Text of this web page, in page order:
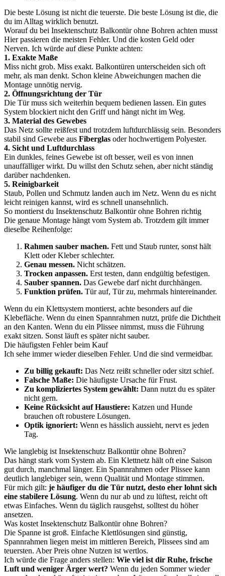
Die beste Lösung ist nicht die teuerste. Die beste Lösung ist die, die
du im Alltag wirklich benutzt.
Worauf du bei Insektenschutz Balkontür ohne Bohren achten musst
Hier passieren die meisten Fehler. Und die kosten Geld oder
Nerven. Ich würde auf diese Punkte achten:
1. Exakte Maße
Miss nicht grob. Miss exakt. Balkontüren unterscheiden sich oft
mehr, als man denkt. Schon kleine Abweichungen machen die
Montage unnötig nervig.
2. Öffnungsrichtung der Tür
Die Tür muss sich weiterhin bequem bedienen lassen. Ein gutes
System blockiert nicht den Griff und hängt nicht im Weg.
3. Material des Gewebes
Das Netz sollte reißfest und trotzdem luftdurchlässig sein. Besonders
stabil sind Gewebe aus Fiberglas oder hochwertigem Polyester.
4. Sicht und Luftdurchlass
Ein dunkles, feines Gewebe ist oft besser, weil es von innen
unauffälliger wirkt. Du willst den Schutz sehen, aber nicht ständig
darüber nachdenken.
5. Reinigbarkeit
Staub, Pollen und Schmutz landen auch im Netz. Wenn du es nicht
leicht reinigen kannst, wird es schnell unansehnlich.
So montierst du Insektenschutz Balkontür ohne Bohren richtig
Die genaue Montage hängt vom System ab. Trotzdem gilt immer
dieselbe Reihenfolge:
Rahmen sauber machen. Fett und Staub runter, sonst hält
Klett oder Kleber schlechter.
Genau messen. Nicht schätzen.
Trocken anpassen. Erst testen, dann endgültig befestigen.
Sauber spannen. Das Gewebe darf nicht durchhängen.
Funktion prüfen. Tür auf, Tür zu, mehrmals hintereinander.
Wenn du ein Klettsystem montierst, achte besonders auf die
Klebefläche. Wenn du einen Spannrahmen nutzt, prüfe die Dichtheit
an den Kanten. Wenn du ein Plissee nimmst, muss die Führung
exakt sitzen. Sonst läuft es später nicht sauber.
Die häufigsten Fehler beim Kauf
Ich sehe immer wieder dieselben Fehler. Und die sind vermeidbar.
Zu billig gekauft: Das Netz reißt schneller oder sitzt schief.
Falsche Maße: Die häufigste Ursache für Frust.
Zu kompliziertes System gewählt: Dann nutzt du es später
nicht gern.
Keine Rücksicht auf Haustiere: Katzen und Hunde
brauchen oft robustere Lösungen.
Optik ignoriert: Wenn es hässlich aussieht, nervt es jeden
Tag.
Wie langlebig ist Insektenschutz Balkontür ohne Bohren?
Das hängt stark vom System ab. Ein Klettnetz hält oft eine Saison
gut durch, manchmal länger. Ein Spannrahmen oder Plissee kann
deutlich langlebiger sein, wenn Qualität und Montage stimmen.
Für mich gilt: je häufiger du die Tür nutzt, desto eher lohnt sich
eine stabilere Lösung. Wenn du nur ab und zu lüftest, reicht oft
etwas Einfaches. Wenn du täglich rausgehst, solltest du höher
ansetzen.
Was kostet Insektenschutz Balkontür ohne Bohren?
Die Spanne ist groß. Einfache Klettlösungen sind günstig,
Spannrahmen liegen meist im mittleren Bereich, Plissees sind am
teuersten. Aber Preis ohne Nutzen ist wertlos.
Ich würde die Frage anders stellen: Wie viel ist dir Ruhe, frische
Luft und weniger Ärger wert? Wenn du jeden Sommer wieder